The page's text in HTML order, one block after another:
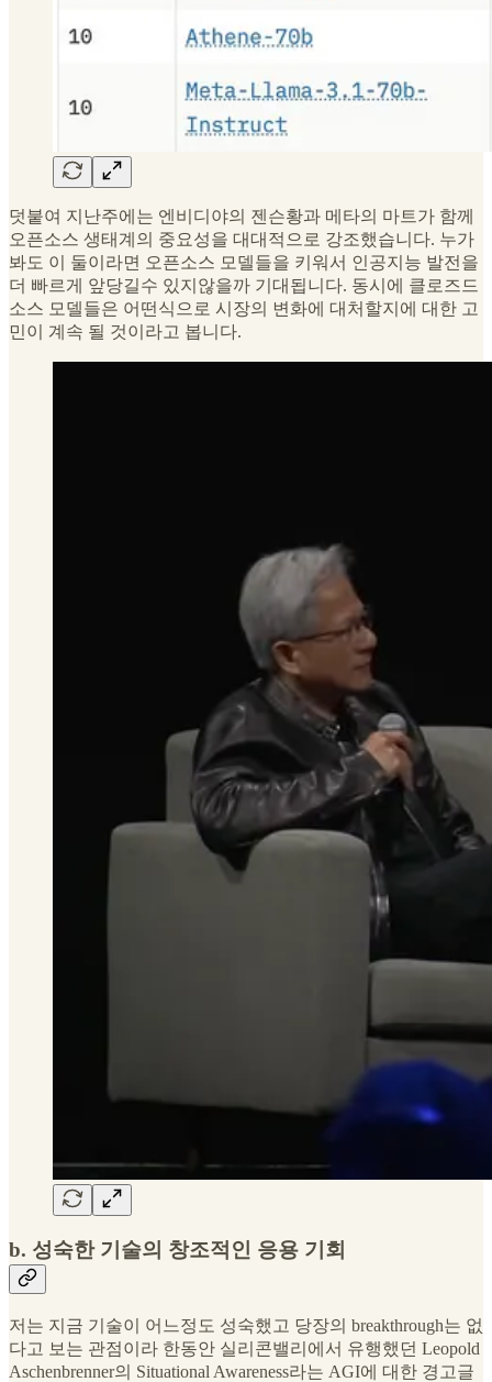
덧붙여 지난주에는 엔비디야의 젠슨황과 메타의 마트가 함께
오픈소스 생태계의 중요성을 대대적으로 강조했습니다. 누가
봐도 이 둘이라면 오픈소스 모델들을 키워서 인공지능 발전을
더 빠르게 앞당길수 있지않을까 기대됩니다. 동시에 클로즈드
소스 모델들은 어떤식으로 시장의 변화에 대처할지에 대한 고
민이 계속 될 것이라고 봅니다.
b. 성숙한 기술의 창조적인 응용 기회
저는 지금 기술이 어느정도 성숙했고 당장의 breakthrough는 없
다고 보는 관점이라 한동안 실리콘밸리에서 유행했던 Leopold
Aschenbrenner의 Situational Awareness라는 AGI에 대한 경고글